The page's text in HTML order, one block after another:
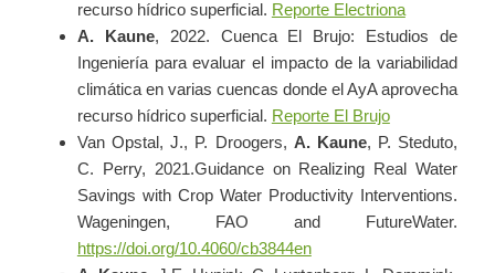
recurso hídrico superficial. Reporte Electriona
A. Kaune,
2022. Cuenca El Brujo: Estudios de
Ingeniería para evaluar el impacto de la variabilidad
climática en varias cuencas donde el AyA aprovecha
recurso hídrico superficial. Reporte El Brujo
Van Opstal, J., P. Droogers, A. Kaune, P. Steduto,
C. Perry, 2021.Guidance on Realizing Real Water
Savings with Crop Water Productivity Interventions.
Wageningen, FAO and FutureWater.
https://doi.org/10.4060/cb3844en